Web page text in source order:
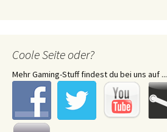
Coole Seite oder?
Mehr Gaming-Stuff findest du bei uns auf ...